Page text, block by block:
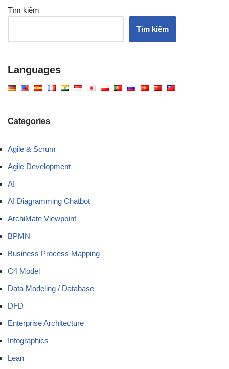
Tìm kiếm
Tìm kiếm
Languages
Categories
Agile & Scrum
Agile Development
AI
AI Diagramming Chatbot
ArchiMate Viewpoint
BPMN
Business Process Mapping
C4 Model
Data Modeling / Database
DFD
Enterprise Architecture
Infographics
Lean